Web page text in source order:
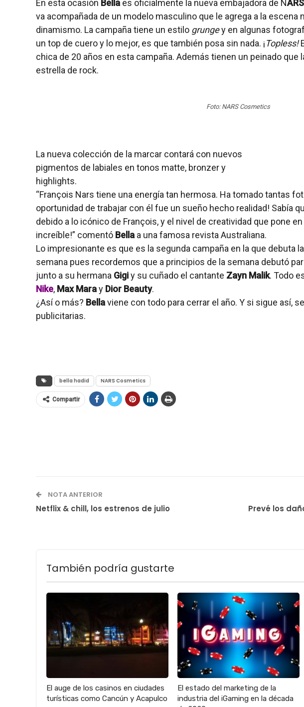
En esta ocasión Bella es oficialmente la nueva embajadora de N
va acompañada de un modelo masculino que le agrega a la escena
dinamismo. La campaña tiene un estilo grungey en algunas
un top de cuero y lo mejor, es que también posa sin nada. ¡Topless!
chica de 20 años en esta campaña. Además tienen un peinado que
estrella de rock.
Foto: NARS Cosmetics
La nueva colección de la marcar contará con nuevos
pigmentos de labiales en tonos matte, bronzer y
highlights.
“François Nars tiene una energía tan hermosa. Ha tomado tantas
oportunidad de trabajar con él fue un sueño hecho realidad! Sabía
debido a lo icónico de François, y el nivel de creatividad que pone
increíble!” comentó Bella a una famosa revista Australiana.
Lo impresionante es que es la segunda campaña en la que debuta
semana pues recordemos que a principios de la semana debutó
junto a su hermana Gigiy su cuñado el cantante Zayn Malik. Todo
Nike, Max Maray Dior Beauty.
¿Así o más? Bellaviene con todo para cerrar el año. Y si sigue así,
publicitarias.
bella hadid NARS Cosmetics
Compartir
NOTA ANTERIOR
Netflix & chill, los estrenos de julio
Prevé los
También podría gustarte
El auge de los casinos en ciudades
turísticas como Cancún y Acapulco
El estado del marketing de la
industria del iGaming en la década